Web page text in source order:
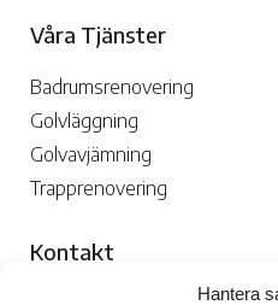
Hantera
Våra Tjänster
Badrumsrenovering
Golvläggning
Golvavjämning
Trapprenovering
Kontakt